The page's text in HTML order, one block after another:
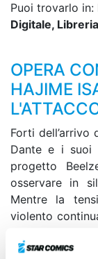
Puoi trovarlo in:
Digitale, Libreria
OPERA
HAJIME
Forti
Dante e i suoi
progetto
osservare in
Mentre la
violento
Amigasa, ma